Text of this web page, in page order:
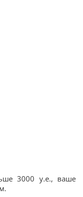
3000 у.е., ваше